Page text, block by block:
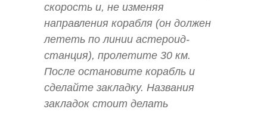
скорость и, не изменяя
направления корабля (он должен
лететь по линии астероид-
станция), пролетите 30 км.
После остановите корабль и
сделайте закладку. Названия
закладок стоит делать